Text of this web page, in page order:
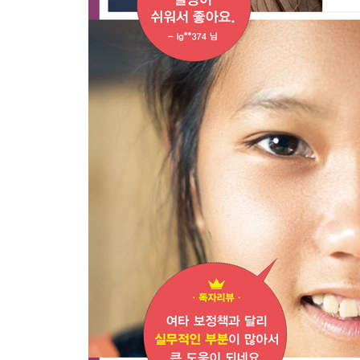
4. 색공간 중 우리가 표현할 수 있는 범위, 색역
5. 색역을 풍부하게 만드는 비트심도
6. 선글라스를 끼고 색 보정을 하고 싶은가? 캘리브
7. 그래서 내 사진의 색을 살리기 위해 해야 할 일,
[색상 보정을 위해 꼭 알아야 할 8가지 테크닉]
8. 모든 색의 기준을 잡고 시작한다 - 화이트 밸런
9. 전체적인 색감 보정하기 - 생동감/채도
10. 색상별로 보정하기 - HSL 패널
11. 색상 채널별로 보정하기 - 톤 곡선
12. 밝은, 어두운 2단계로 나누어 보정하기 - 명암
13. 밝은, 중간, 어두운 3단계로 디테일하게 보정
14. 원하는 색만 콕 짚어 보정하기 - 색조/채도(포토
15. 색이란 뭘까? 어떻게 만들어지지? - 채널의 이해
16. 각 채널의 명도가 바로 색이다 - 채널 혼합(포토
PART 5 Noise, Sharpen, Blur｜ 결함을 날리는 특